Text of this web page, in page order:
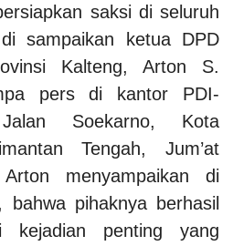
saksi di seluruh
sampaikan ketua DPD
Kalteng, Arton S.
pers di kantor PDI-
Soekarno, Kota
Tengah, Jum’at
Arton menyampaikan di
pihaknya berhasil
kejadian penting yang